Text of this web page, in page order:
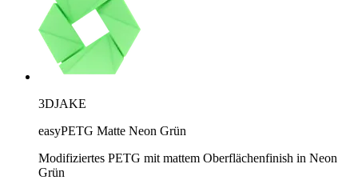
3DJAKE
easyPETG Matte Neon Grün
Modifiziertes PETG mit mattem Oberflächenfinish in Neon
Grün